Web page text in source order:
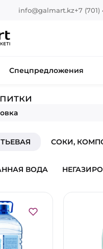
info@galmart.kz+7
Спецпредложения
СОКИ,
ВОДА